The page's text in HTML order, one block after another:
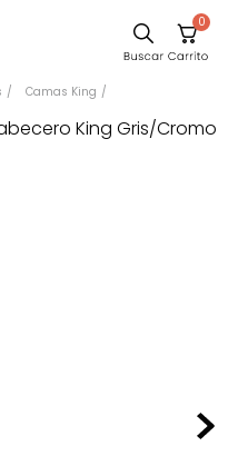
0
Camas King
King Gris/Cromo